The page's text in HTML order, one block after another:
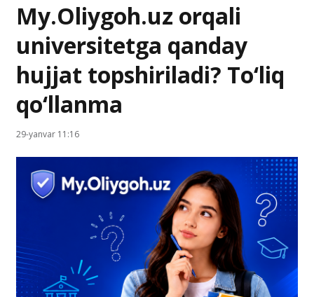
My.Oliygoh.uz orqali
universitetga qanday
hujjat topshiriladi? To‘liq
qo‘llanma
29-yanvar 11:16